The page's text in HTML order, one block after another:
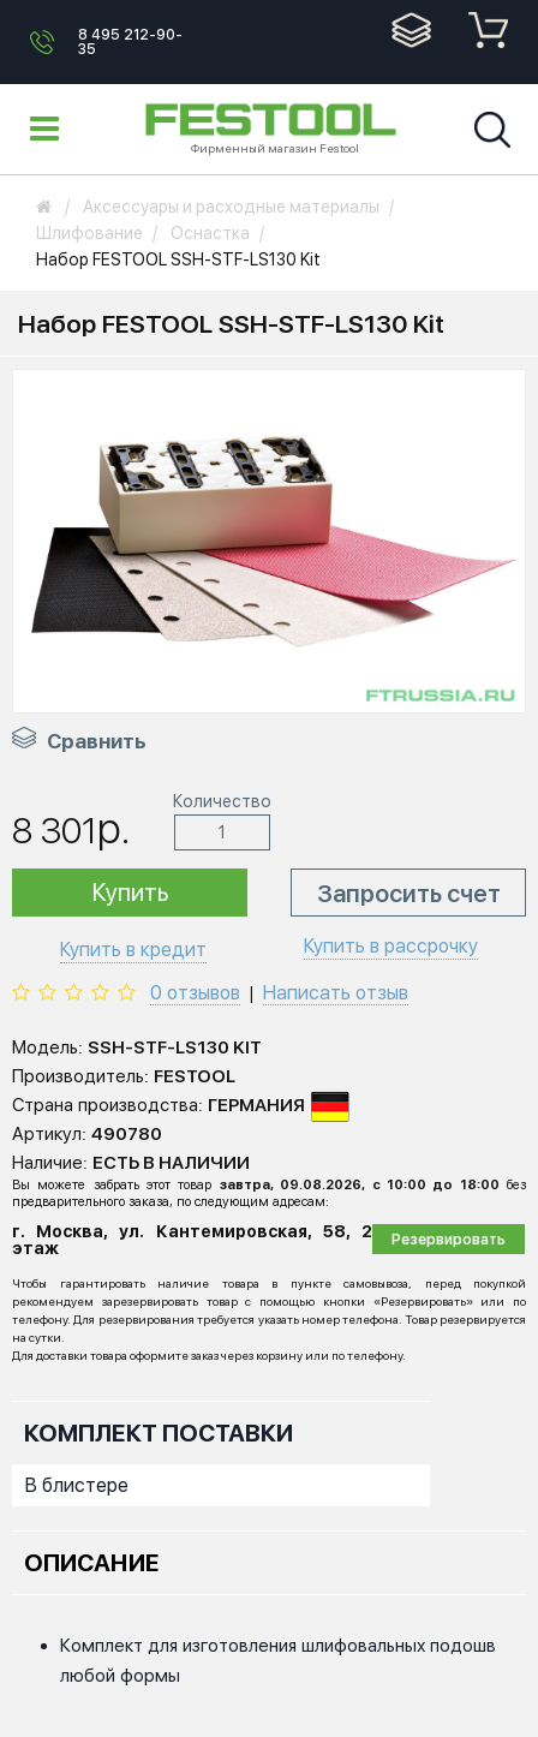
8 495 212-90-
35
Фирменный магазин Festool
Аксессуары и расходные материалы
Шлифование
Оснастка
Набор FESTOOL SSH-STF-LS130 Kit
Набор FESTOOL SSH-STF-LS130 Kit
Сравнить
8 301р.
Количество
Купить Запросить счет
Купить в кредит Купить в рассрочку
0 отзывов Написать отзыв
Модель: SSH-STF-LS130 KIT
Производитель: FESTOOL
Страна производства: ГЕРМАНИЯ
Артикул: 490780
Наличие: ЕСТЬ В НАЛИЧИИ
Вы можете забрать этот товар завтра, 09.08.2026, с 10:00 до 18:00 без
предварительного заказа, по следующим адресам:
г. Москва, ул. Кантемировская, 58, 2
этаж
Резервировать
Чтобы гарантировать наличие товара в пункте самовывоза, перед покупкой
рекомендуем зарезервировать товар с помощью кнопки «Резервировать» или по
телефону. Для резервирования требуется указать номер телефона. Товар резервируется
на сутки.
Для доставки товара оформите заказ через корзину или по телефону.
КОМПЛЕКТ ПОСТАВКИ
В блистере
ОПИСАНИЕ
Комплект для изготовления шлифовальных подошв
любой формы